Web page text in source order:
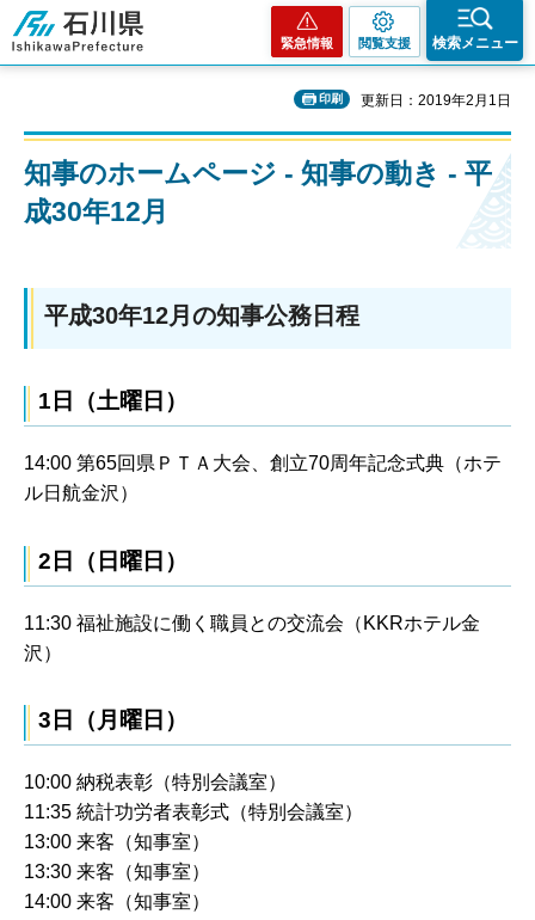
石川県
緊急情報 閲覧支援 検索メニュー
印刷 更新日：2019年2月1日
知事のホームページ - 知事の動き - 平
成30年12月
平成30年12月の知事公務日程
1日（土曜日）
14:00 第65回県ＰＴＡ大会、創立70周年記念式典（ホテ
ル日航金沢）
2日（日曜日）
11:30 福祉施設に働く職員との交流会（KKRホテル金
沢）
3日（月曜日）
10:00 納税表彰（特別会議室）
11:35 統計功労者表彰式（特別会議室）
13:00 来客（知事室）
13:30 来客（知事室）
14:00 来客（知事室）